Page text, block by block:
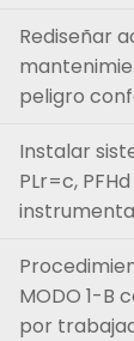
Rediseñar
peligro
Instalar
PLr=c,
MODO 1-B
por